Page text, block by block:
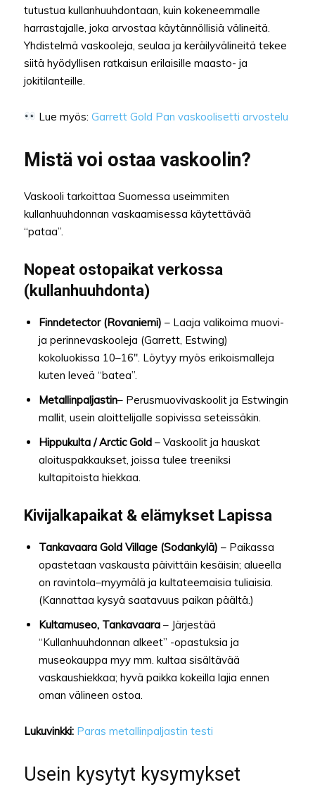
tutustua kullanhuuhdontaan, kuin kokeneemmalle
harrastajalle, joka arvostaa käytännöllisiä välineitä.
Yhdistelmä vaskooleja, seulaa ja keräilyvälineitä tekee
siitä hyödyllisen ratkaisun erilaisille maasto- ja
jokitilanteille.
Lue myös:Garrett Gold Pan vaskoolisetti arvostelu
Mistä voi ostaa vaskoolin?
Vaskooli tarkoittaa Suomessa useimmiten
kullanhuuhdonnan vaskaamisessa käytettävää
“pataa”.
Nopeat ostopaikat verkossa
(kullanhuuhdonta)
Finndetector (Rovaniemi) – Laaja valikoima muovi-
ja perinnevaskooleja (Garrett, Estwing)
kokoluokissa 10–16″. Löytyy myös erikoismalleja
kuten leveä “batea”.
Metallinpaljastin– Perusmuovivaskoolit ja Estwingin
mallit, usein aloittelijalle sopivissa seteissäkin.
Hippukulta / Arctic Gold – Vaskoolit ja hauskat
aloituspakkaukset, joissa tulee treeniksi
kultapitoista hiekkaa.
Kivijalkapaikat & elämykset Lapissa
Tankavaara Gold Village (Sodankylä) – Paikassa
opastetaan vaskausta päivittäin kesäisin; alueella
on ravintola–myymälä ja kultateemaisia tuliaisia.
(Kannattaa kysyä saatavuus paikan päältä.)
Kultamuseo, Tankavaara – Järjestää
“Kullanhuuhdonnan alkeet” -opastuksia ja
museokauppa myy mm. kultaa sisältävää
vaskaushiekkaa; hyvä paikka kokeilla lajia ennen
oman välineen ostoa.
Lukuvinkki: Paras metallinpaljastin testi
Usein kysytyt kysymykset